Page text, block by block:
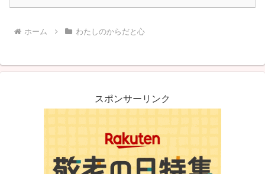
ホーム わたしのからだと心
スポンサーリンク